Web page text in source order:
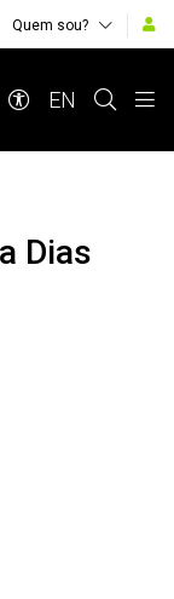
Quem sou?
EN
Dias